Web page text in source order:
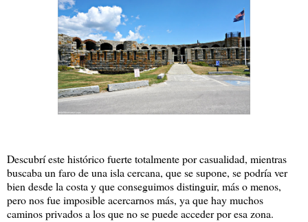
Descubrí este histórico fuerte totalmente por casualidad, mientras
buscaba un faro de una isla cercana, que se supone, se podría ver
bien desde la costa y que conseguimos distinguir, más o menos,
pero nos fue imposible acercarnos más, ya que hay muchos
caminos privados a los que no se puede acceder por esa zona.